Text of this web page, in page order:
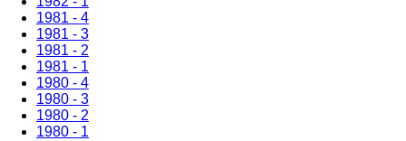
1981 - 4
1981 - 3
1981 - 2
1981 - 1
1980 - 4
1980 - 3
1980 - 2
1980 - 1